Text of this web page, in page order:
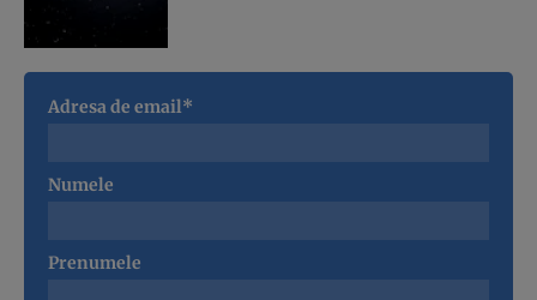
Adresa de email*
Numele
Prenumele